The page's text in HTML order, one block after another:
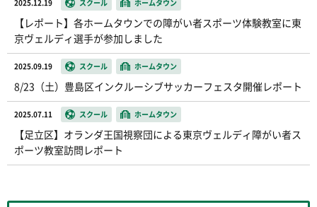
2025.12.19 スクール ホームタウン
【レポート】各ホームタウンでの障がい者スポーツ体験教室に東
京ヴェルディ選手が参加しました
2025.09.19 スクール ホームタウン
8/23（土）豊島区インクルーシブサッカーフェスタ開催レポート
2025.07.11 スクール ホームタウン
【足立区】オランダ王国視察団による東京ヴェルディ障がい者ス
ポーツ教室訪問レポート